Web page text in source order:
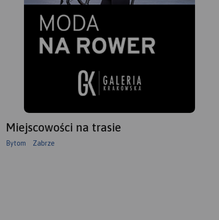
Miejscowości na trasie
Bytom Zabrze